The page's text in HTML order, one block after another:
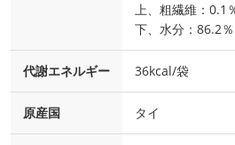
上、粗繊維：0.1
下、水分：86.2
代謝エネルギー 36kcal/袋
原産国 タイ